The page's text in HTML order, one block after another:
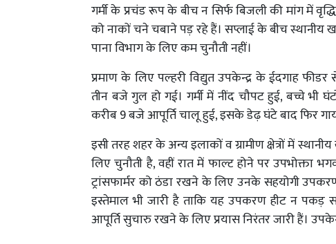
गर्मी के प्रचंड रूप के बीच न सिर्फ बिजली की मांग में
को नाकों चने चबाने पड़ रहे हैं। सप्लाई के बीच स्थानीय
पाना विभाग के लिए कम चुनौती नहीं।
प्रमाण के लिए पल्हरी विद्युत उपकेन्द्र के ईदगाह
तीन बजे गुल हो गई। गर्मी में नींद चौपट हुई, बच्चे भी
करीब 9 बजे आपूर्ति चालू हुई, इसके डेढ़ घंटे बाद फिर
इसी तरह शहर के अन्य इलाकों व ग्रामीण क्षेत्रों में
लिए चुनौती है, वहीं रात में फाल्ट होने पर उपभोक्ता
ट्रांसफार्मर को ठंडा रखने के लिए उनके सहयोगी
इस्तेमाल भी जारी है ताकि यह उपकरण हीट न पकड़
आपूर्ति सुचारु रखने के लिए प्रयास निरंतर जारी हैं।